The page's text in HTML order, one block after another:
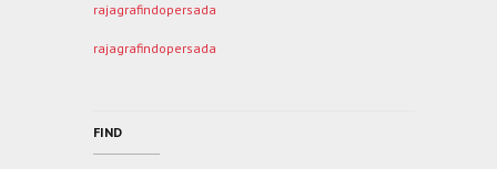
rajagrafindopersada
rajagrafindopersada
FIND